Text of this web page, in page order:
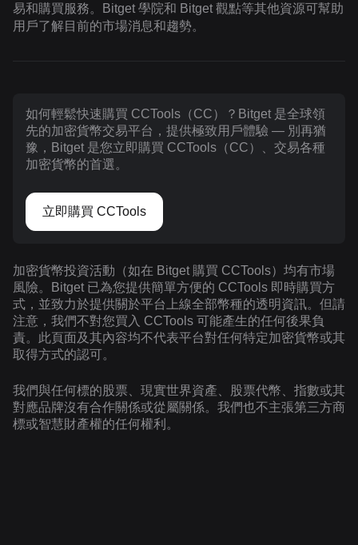
易和購買服務。Bitget 學院和 Bitget 觀點等其他資源可幫助
用戶了解目前的市場消息和趨勢。
如何輕鬆快速購買 CCTools（CC）？Bitget 是全球領
先的加密貨幣交易平台，提供極致用戶體驗 — 別再猶
豫，Bitget 是您立即購買 CCTools（CC）、交易各種
加密貨幣的首選。
立即購買 CCTools
加密貨幣投資活動（如在 Bitget 購買 CCTools）均有市場
風險。Bitget 已為您提供簡單方便的 CCTools 即時購買方
式，並致力於提供關於平台上線全部幣種的透明資訊。但請
注意，我們不對您買入 CCTools 可能產生的任何後果負
責。此頁面及其內容均不代表平台對任何特定加密貨幣或其
取得方式的認可。
我們與任何標的股票、現實世界資產、股票代幣、指數或其
對應品牌沒有合作關係或從屬關係。我們也不主張第三方商
標或智慧財產權的任何權利。